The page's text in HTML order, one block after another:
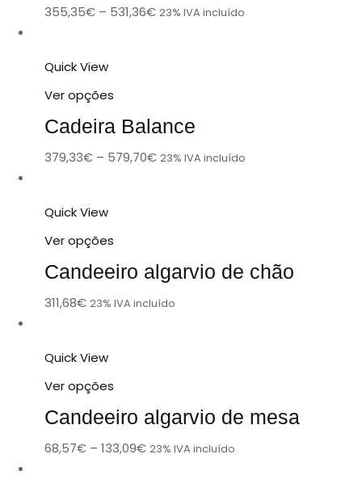
355,35€ – 531,36€ 23% IVA incluído
Quick View
Ver opções
Cadeira Balance
379,33€ – 579,70€ 23% IVA incluído
Quick View
Ver opções
Candeeiro algarvio de chão
311,68€ 23% IVA incluído
Quick View
Ver opções
Candeeiro algarvio de mesa
68,57€ – 133,09€ 23% IVA incluído